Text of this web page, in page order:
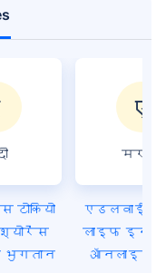
टोकियो
भुगतान
मराठी
एडलवाईस
लाइफ
ऑनलाइन